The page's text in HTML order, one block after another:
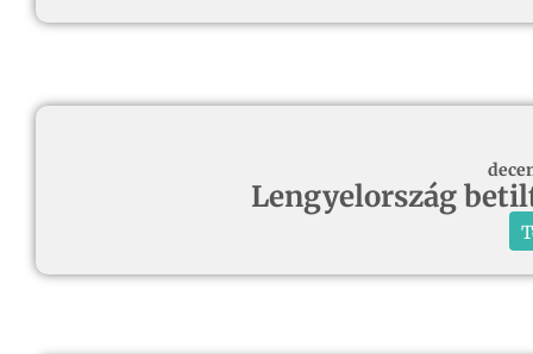
Lengyelország